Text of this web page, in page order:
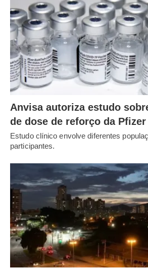
Anvisa autoriza estudo
de dose de reforço da Pfizer
Estudo clínico envolve diferentes
participantes.